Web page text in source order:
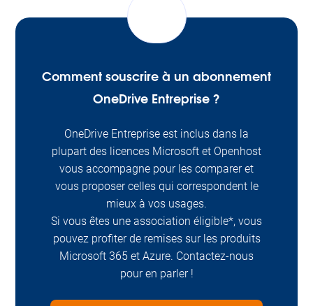
Comment souscrire à un abonnement
OneDrive Entreprise ?
OneDrive Entreprise est inclus dans la
plupart des licences Microsoft et Openhost
vous accompagne pour les comparer et
vous proposer celles qui correspondent le
mieux à vos usages.
Si vous êtes une association éligible*, vous
pouvez profiter de remises sur les produits
Microsoft 365 et Azure. Contactez-nous
pour en parler !